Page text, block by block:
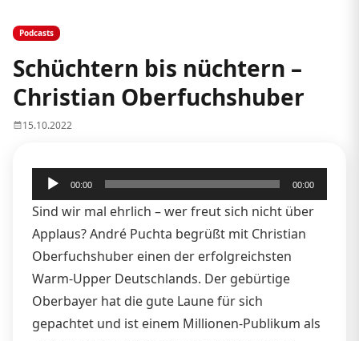
Podcasts
Schüchtern bis nüchtern –
Christian Oberfuchshuber
15.10.2022
Audio-
Player
00:00 00:00
Sind wir mal ehrlich – wer freut sich nicht über
Applaus? André Puchta begrüßt mit Christian
Oberfuchshuber einen der erfolgreichsten
Warm-Upper Deutschlands. Der gebürtige
Oberbayer hat die gute Laune für sich
gepachtet und ist einem Millionen-Publikum als